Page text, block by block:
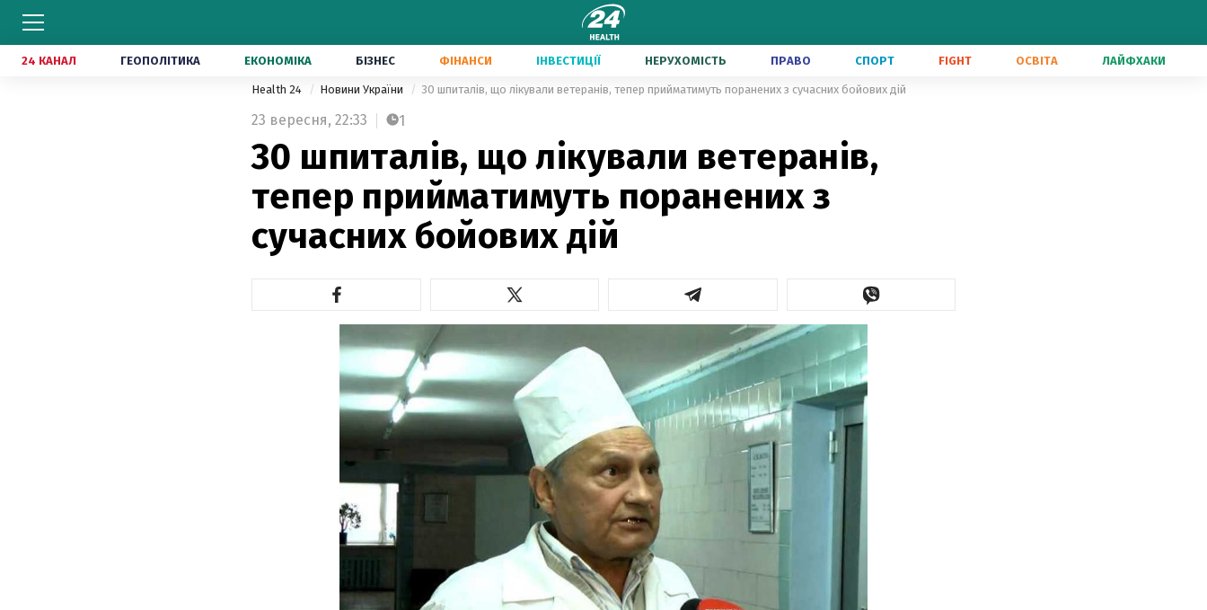
24 КАНАЛ ГЕОПОЛІТИКА ЕКОНОМІКА БІЗНЕС ФІНАНСИ ІНВЕСТИЦІЇ НЕРУХОМІСТЬ ПРАВО СПОРТ FIGHT ОСВІТА ЛАЙФХАКИ
Health 24 Новини України 30 шпиталів, що лікували ветеранів, тепер прийматимуть поранених з сучасних бойових дій
23 вересня, 22:33 1
30 шпиталів, що лікували ветеранів,
тепер прийматимуть поранених з
сучасних бойових дій